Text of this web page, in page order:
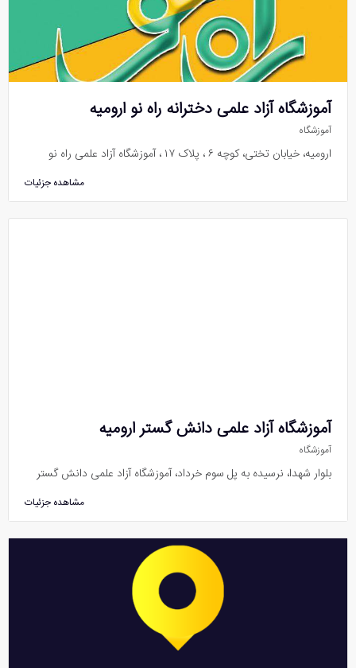
آموزشگاه آزاد علمی دخترانه راه نو ارومیه
آموزشگاه
ارومیه، خیابان تختی، کوچه ۶ ، پلاک ۱۷ ، آموزشگاه آزاد علمی راه نو
مشاهده جزئیات
آموزشگاه آزاد علمی دانش گستر ارومیه
آموزشگاه
بلوار شهدا، نرسیده به پل سوم خرداد، آموزشگاه آزاد علمی دانش گستر
مشاهده جزئیات